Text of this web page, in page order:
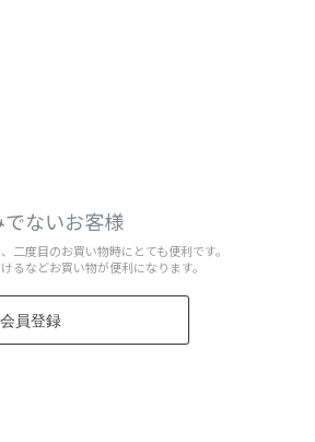
ないお客様
二度目のお買い物時にとても便利です。
るなどお買い物が便利になります。
会員登録